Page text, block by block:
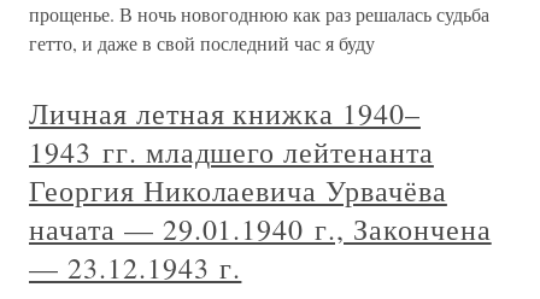
прощенье. В ночь новогоднюю как раз решалась судьба
гетто, и даже в свой последний час я буду
Личная летная книжка 1940–
1943 гг. младшего лейтенанта
Георгия Николаевича Урвачёва
начата — 29.01.1940 г., Закончена
— 23.12.1943 г.